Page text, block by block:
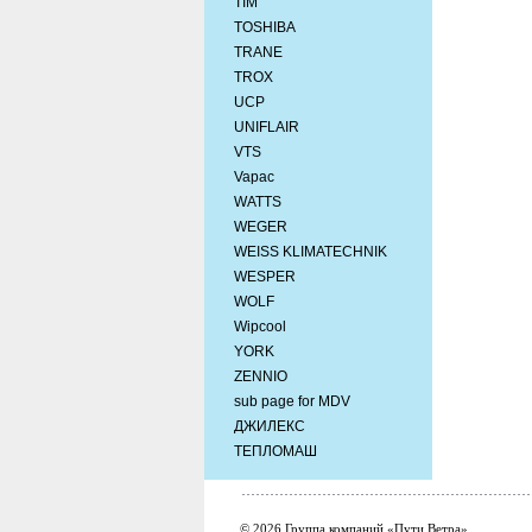
TOSHIBA
TRANE
TROX
UCP
UNIFLAIR
VTS
Vapac
WATTS
WEGER
WEISS KLIMATECHNIK
WESPER
WOLF
Wipcool
YORK
ZENNIO
sub page for MDV
ДЖИЛЕКС
ТЕПЛОМАШ
© 2026 Группа компаний «Пути Ветра»